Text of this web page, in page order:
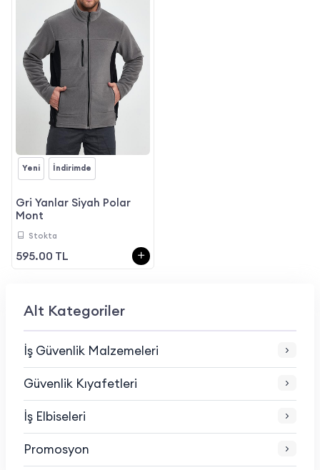
Alt Kategoriler
İş Güvenlik Malzemeleri
Güvenlik Kıyafetleri
İş Elbiseleri
Promosyon
Yeni İndirimde
Gri Yanlar Siyah Polar
Mont
Stokta
595.00 TL